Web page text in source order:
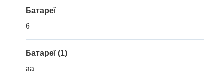
Батареї
6
Батареї (1)
aa